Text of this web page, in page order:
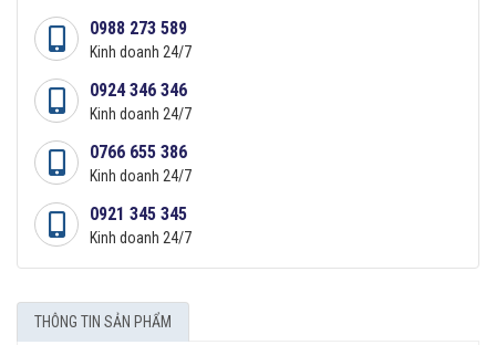
0988 273 589
Kinh doanh 24/7
0924 346 346
Kinh doanh 24/7
0766 655 386
Kinh doanh 24/7
0921 345 345
Kinh doanh 24/7
THÔNG TIN SẢN PHẨM